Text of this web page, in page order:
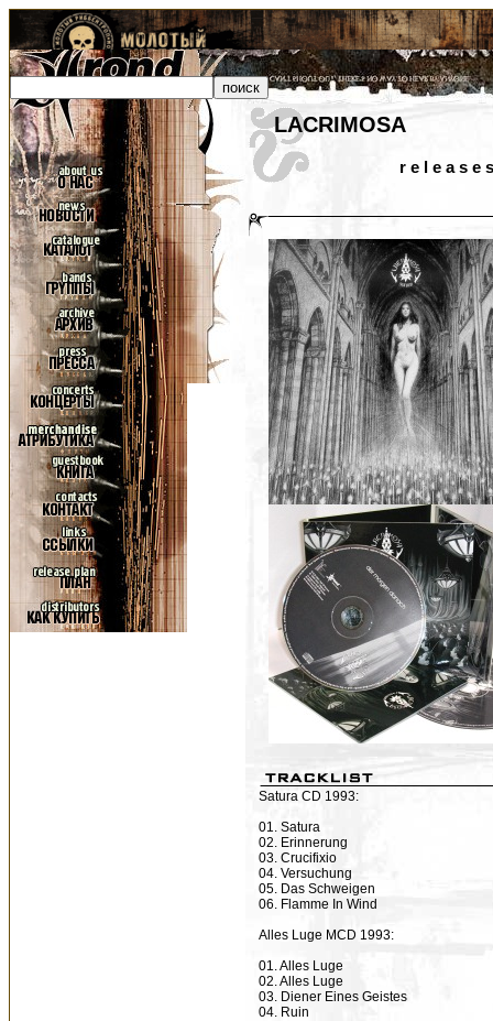
LACRIMOSA
r e l e a s e s
Satura CD 1993:
01. Satura
02. Erinnerung
03. Crucifixio
04. Versuchung
05. Das Schweigen
06. Flamme In Wind
Alles Luge MCD 1993:
01. Alles Luge
02. Alles Luge
03. Diener Eines Geistes
04. Ruin